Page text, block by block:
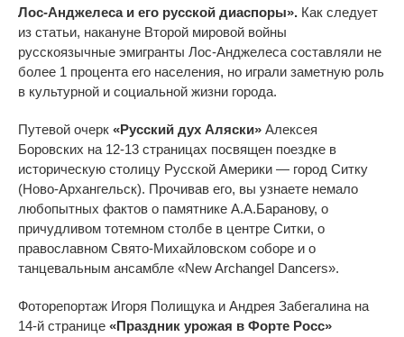
Лос-Анджелеса и его русской диаспоры». Как следует
из статьи, накануне Второй мировой войны
русскоязычные эмигранты Лос-Анджелеса составляли не
более 1 процента его населения, но играли заметную роль
в культурной и социальной жизни города.
Путевой очерк «Русский дух Аляски» Алексея
Боровских на 12-13 страницах посвящен поездке в
историческую столицу Русской Америки — город Ситку
(Ново-Архангельск). Прочивав его, вы узнаете немало
любопытных фактов о памятнике А.А.Баранову, о
причудливом тотемном столбе в центре Ситки, о
православном Свято-Михайловском соборе и о
танцевальным ансамбле «New Archangel Dancers».
Фоторепортаж Игоря Полищука и Андрея Забегалина на
14-й странице «Праздник урожая в Форте Росс»